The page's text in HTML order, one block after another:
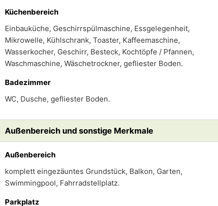
Küchenbereich
Einbauküche, Geschirrspülmaschine, Essgelegenheit,
Mikrowelle, Kühlschrank, Toaster, Kaffeemaschine,
Wasserkocher, Geschirr, Besteck, Kochtöpfe / Pfannen,
Waschmaschine, Wäschetrockner, gefliester Boden.
Badezimmer
WC, Dusche, gefliester Boden.
Außenbereich und sonstige Merkmale
Außenbereich
komplett eingezäuntes Grundstück, Balkon, Garten,
Swimmingpool, Fahrradstellplatz.
Parkplatz